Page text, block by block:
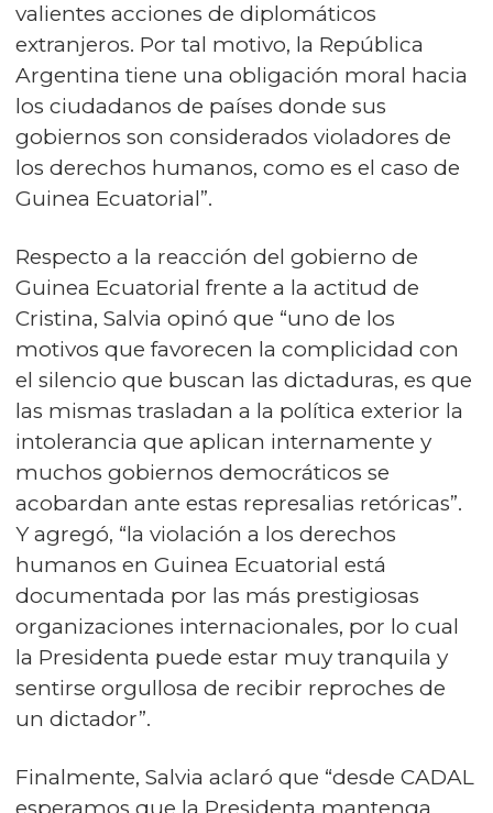
valientes acciones de diplomáticos
extranjeros. Por tal motivo, la República
Argentina tiene una obligación moral hacia
los ciudadanos de países donde sus
gobiernos son considerados violadores de
los derechos humanos, como es el caso de
Guinea Ecuatorial”.
Respecto a la reacción del gobierno de
Guinea Ecuatorial frente a la actitud de
Cristina, Salvia opinó que “uno de los
motivos que favorecen la complicidad con
el silencio que buscan las dictaduras, es que
las mismas trasladan a la política exterior la
intolerancia que aplican internamente y
muchos gobiernos democráticos se
acobardan ante estas represalias retóricas”.
Y agregó, “la violación a los derechos
humanos en Guinea Ecuatorial está
documentada por las más prestigiosas
organizaciones internacionales, por lo cual
la Presidenta puede estar muy tranquila y
sentirse orgullosa de recibir reproches de
un dictador”.
Finalmente, Salvia aclaró que “desde CADAL